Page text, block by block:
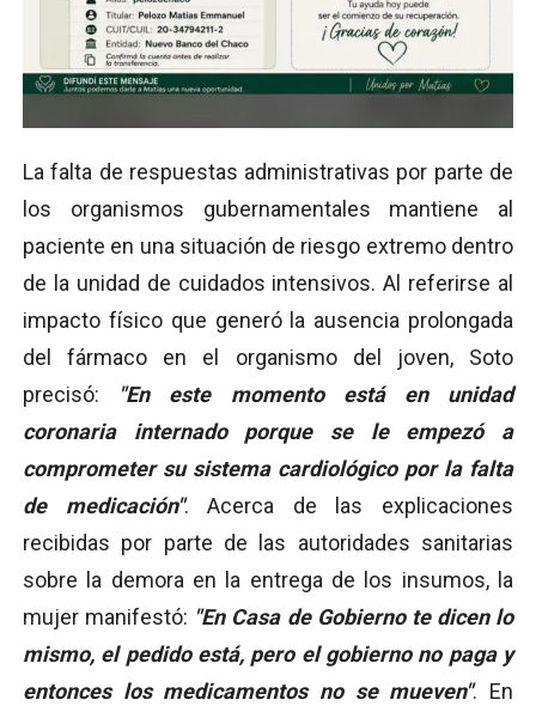
La falta de respuestas administrativas por parte de
los organismos gubernamentales mantiene al
paciente en una situación de riesgo extremo dentro
de la unidad de cuidados intensivos. Al referirse al
impacto físico que generó la ausencia prolongada
del fármaco en el organismo del joven, Soto
precisó:
"En este momento está en unidad
coronaria internado porque se le empezó a
comprometer su sistema cardiológico por la falta
de medicación". Acerca de las explicaciones
recibidas por parte de las autoridades sanitarias
sobre la demora en la entrega de los insumos, la
mujer manifestó: "En Casa de Gobierno te dicen lo
mismo, el pedido está, pero el gobierno no paga y
entonces los medicamentos no se mueven". En